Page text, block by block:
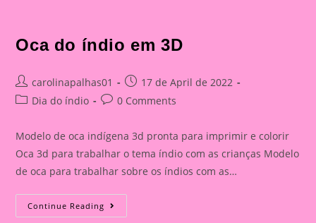
Oca do índio em 3D
Post
author:
carolinapalhas01
Post
published:
17 de April de 2022
PostDia do índio
Post0 Comments
Modelo de oca indígena 3d pronta para imprimir e colorir
Oca 3d para trabalhar o tema índio com as crianças Modelo
de oca para trabalhar sobre os índios com as…
Continue Reading Oca
Do